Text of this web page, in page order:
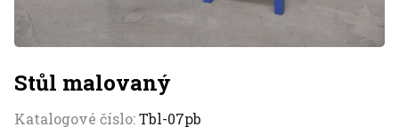
Stůl malovaný
Katalogové číslo:Tbl-07pb